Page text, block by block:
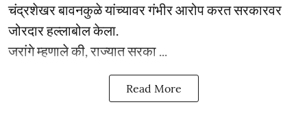
चंद्रशेखर बावनकुळे यांच्यावर गंभीर आरोप करत सरकारवर
जोरदार हल्लाबोल केला.
जरांगे म्हणाले की, राज्यात सरका ...
Read More